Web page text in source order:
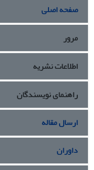
صفحه اصلی
مرور
اطلاعات نشریه
راهنمای نویسندگان
ارسال مقاله
داوران